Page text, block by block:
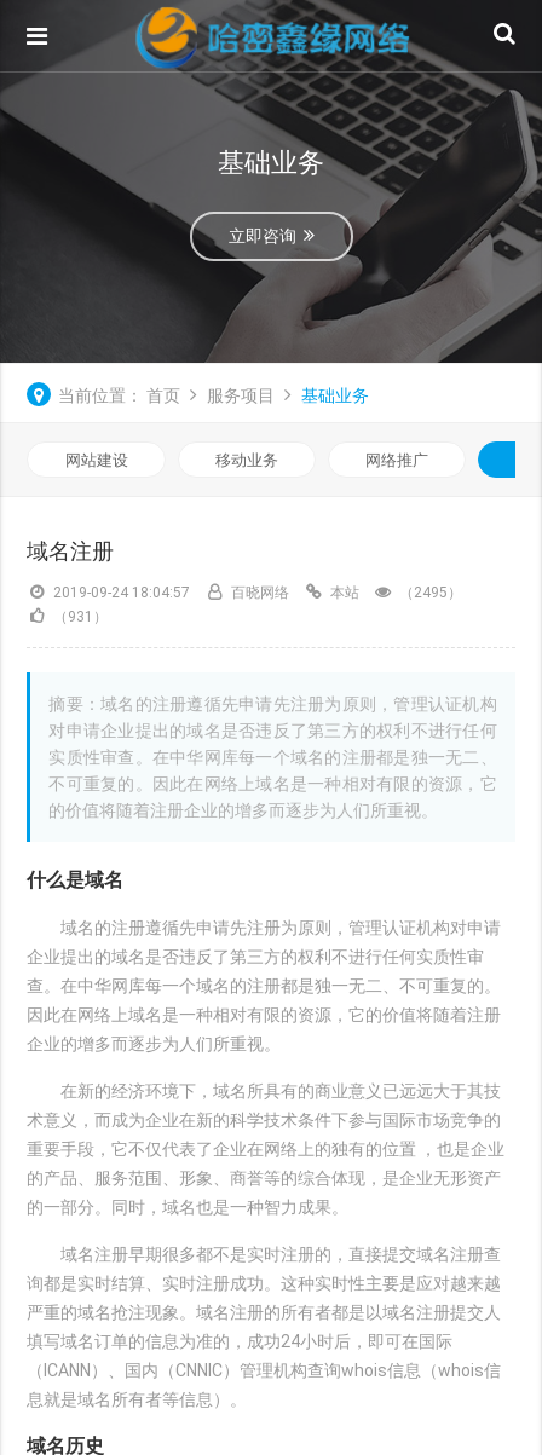
基础业务
立即咨询
当前位置： 首页 服务项目 基础业务
网站建设 移动业务 网络推广
域名注册
2019-09-24 18:04:57 百晓网络 本站
（2495）
（931）
摘要：域名的注册遵循先申请先注册为原则，管理认证机构
对申请企业提出的域名是否违反了第三方的权利不进行任何
实质性审查。在中华网库每一个域名的注册都是独一无二、
不可重复的。因此在网络上域名是一种相对有限的资源，它
的价值将随着注册企业的增多而逐步为人们所重视。
什么是域名
域名的注册遵循先申请先注册为原则，管理认证机构对申请
企业提出的域名是否违反了第三方的权利不进行任何实质性审
查。在中华网库每一个域名的注册都是独一无二、不可重复的。
因此在网络上域名是一种相对有限的资源，它的价值将随着注册
企业的增多而逐步为人们所重视。
在新的经济环境下，域名所具有的商业意义已远远大于其技
术意义，而成为企业在新的科学技术条件下参与国际市场竞争的
重要手段，它不仅代表了企业在网络上的独有的位置 ，也是企业
的产品、服务范围、形象、商誉等的综合体现，是企业无形资产
的一部分。同时，域名也是一种智力成果。
域名注册早期很多都不是实时注册的，直接提交域名注册查
询都是实时结算、实时注册成功。这种实时性主要是应对越来越
严重的域名抢注现象。域名注册的所有者都是以域名注册提交人
填写域名订单的信息为准的，成功24小时后，即可在国际
（ICANN）、国内（CNNIC）管理机构查询whois信息（whois信
息就是域名所有者等信息）。
域名历史